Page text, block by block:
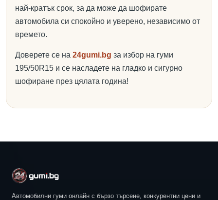
най-кратък срок, за да може да шофирате
автомобила си спокойно и уверено, независимо от
времето.
Доверете се на 24gumi.bg за избор на гуми
195/50R15 и се насладете на гладко и сигурно
шофиране през цялата година!
Автомобилни гуми онлайн с бързо търсене, конкурентни цени и